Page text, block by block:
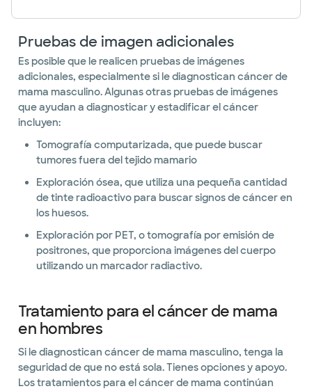
Pruebas de imagen adicionales
Es posible que le realicen pruebas de imágenes
adicionales, especialmente si le diagnostican cáncer de
mama masculino. Algunas otras pruebas de imágenes
que ayudan a diagnosticar y estadificar el cáncer
incluyen:
Tomografía computarizada, que puede buscar
tumores fuera del tejido mamario
Exploración ósea, que utiliza una pequeña cantidad
de tinte radioactivo para buscar signos de cáncer en
los huesos.
Exploración por PET, o tomografía por emisión de
positrones, que proporciona imágenes del cuerpo
utilizando un marcador radiactivo.
Tratamiento para el cáncer de mama
en hombres
Si le diagnostican cáncer de mama masculino, tenga la
seguridad de que no está sola. Tienes opciones y apoyo.
Los tratamientos para el cáncer de mama continúan